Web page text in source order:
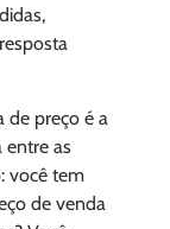
de preço é a
entre as
você tem
de venda